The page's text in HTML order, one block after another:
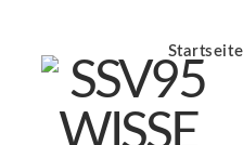
Startseite